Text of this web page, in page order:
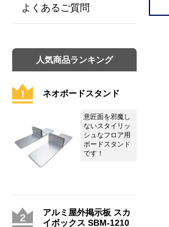
よくあるご質問
人気商品ランキング
ネオボードスタンド
意匠面を邪魔し
ないスタイリッ
シュなフロア用
ボードスタンド
です！
アルミ屋外掲示板 スカ
イボックス SBM-1210